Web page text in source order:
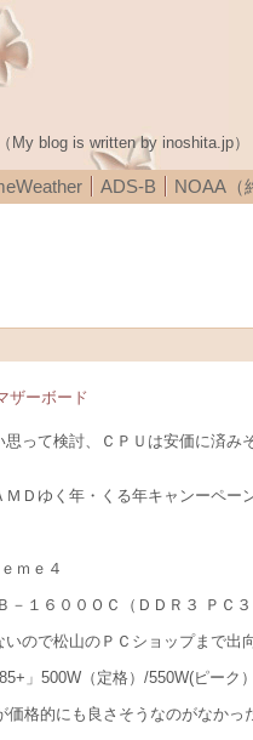
My blog is written by inoshita.jp）
ADS-B NOAA（
ザーボード
って検討、ＣＰＵは安価に済
Ｄゆく年・くる年キャンーペー
ｍｅ４
－１６００ＯＣ（ＤＤＲ３ ＰＣ
ので松山のＰＣショップまで
」500W（定格）/550W(ピーク
格的にも良さそうなのがなか